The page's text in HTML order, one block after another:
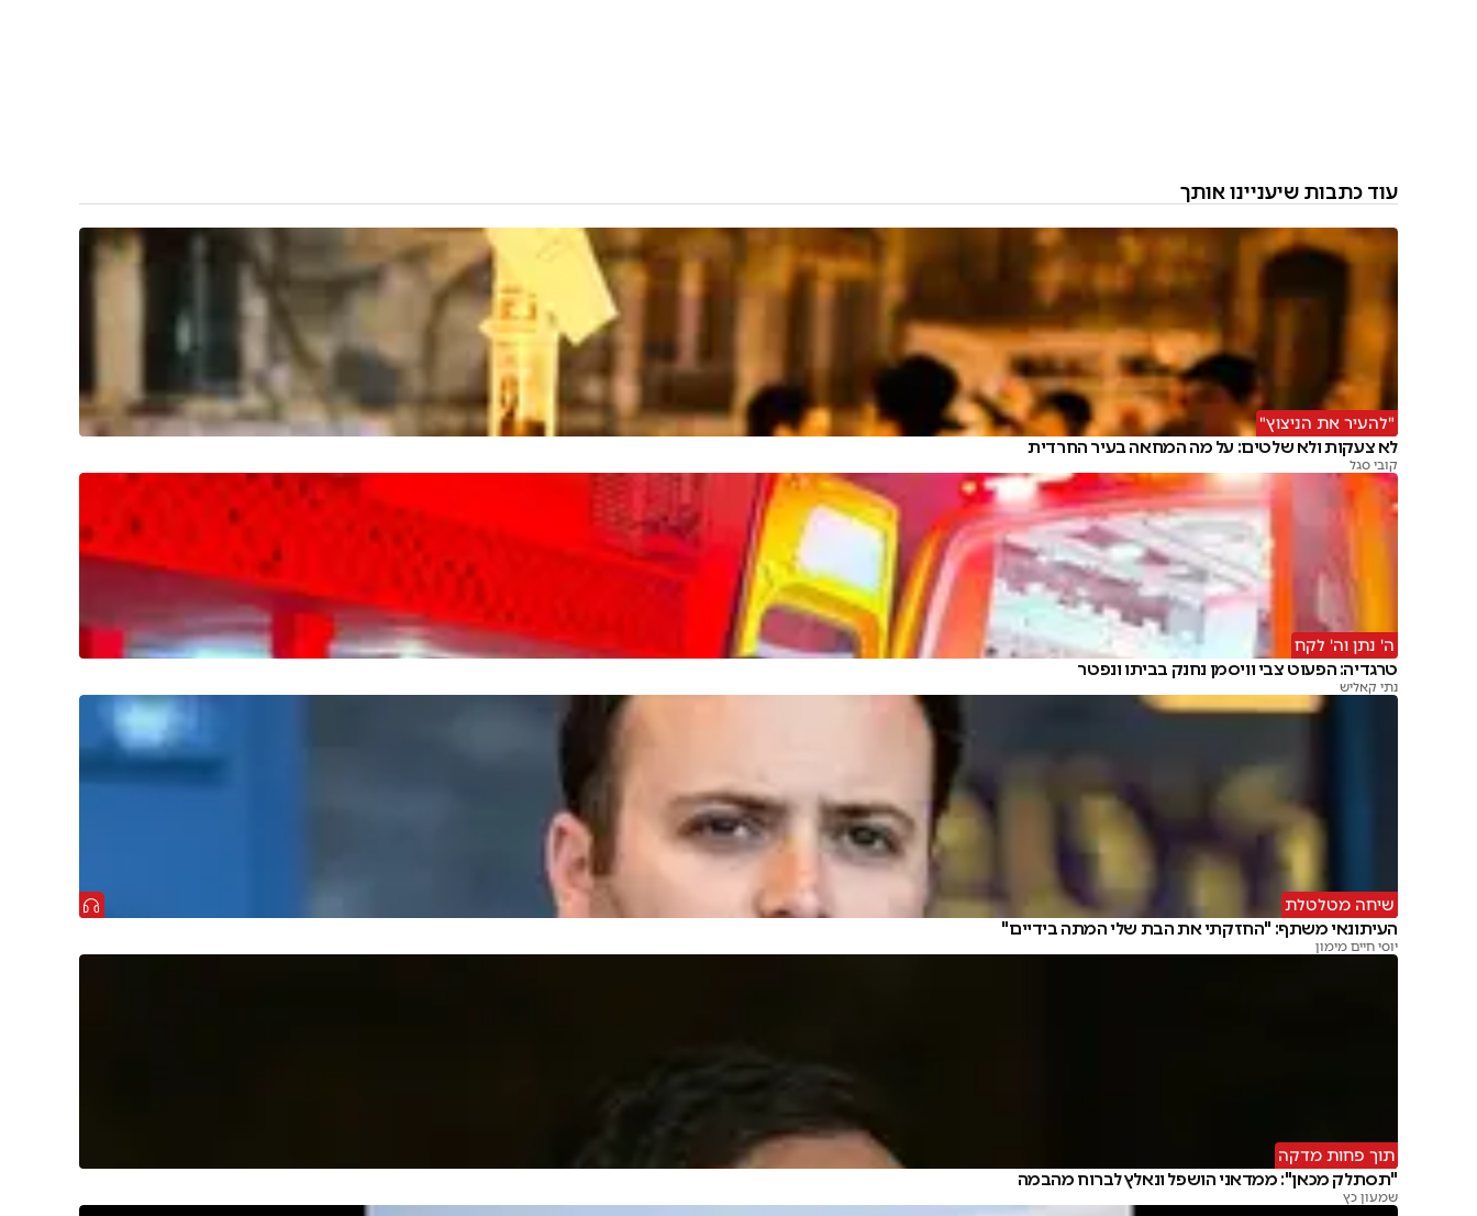
עוד כתבות שיעניינו אותך
"להעיר את הניצוץ"
לא צעקות ולא שלטים: על מה המחאה בעיר החרדית
קובי סגל
ה' נתן וה' לקח
טרגדיה: הפעוט צבי וויסמן נחנק בביתו ונפטר
נתי קאליש
שיחה מטלטלת
העיתונאי משתף: "החזקתי את הבת שלי המתה בידיים"
יוסי חיים מימון
תוך פחות מדקה
"תסתלק מכאן": ממדאני הושפל ונאלץ לברוח מהבמה
שמעון כץ